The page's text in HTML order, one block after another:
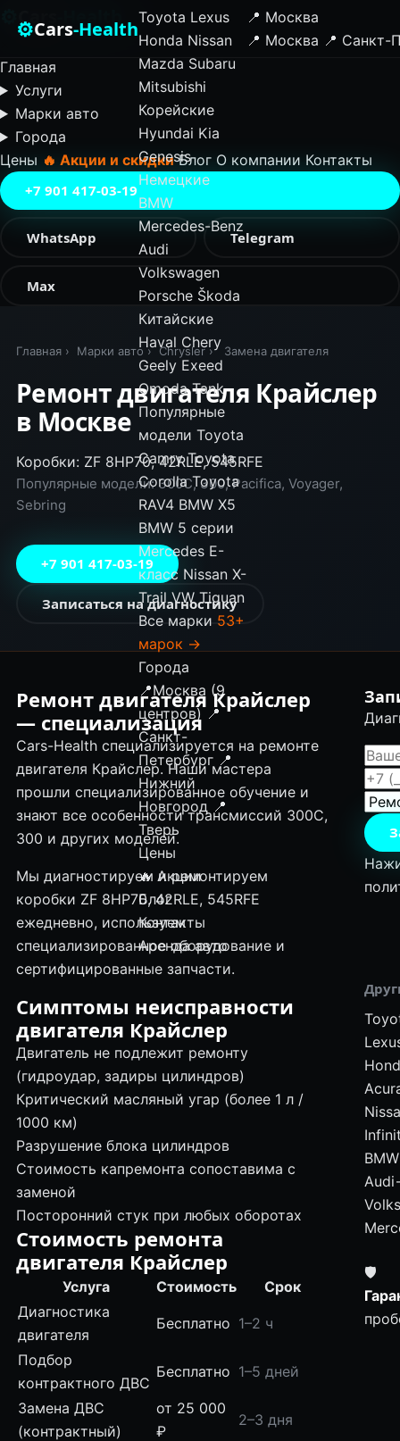
⚙Cars-HealthToyota Lexus
Honda Nissan
Mazda Subaru
Mitsubishi
Корейские
Hyundai Kia
Genesis
Немецкие
BMW
Mercedes-Benz
Audi
Volkswagen
Porsche Škoda
Китайские
Haval Chery
Geely Exeed
Omoda Tank
Популярные
модели Toyota
Camry Toyota
Corolla Toyota
RAV4 BMW X5
BMW 5 серии
Mercedes E-
класс Nissan X-
Trail VW Tiguan
Все марки 53+
марок →
Города
📍Москва (9
центров) 📍
Санкт-
Петербург 📍
Нижний
Новгород 📍
Тверь
Цены
🔥 Акции
Блог
Контакты
Аренда авто
📍 Москва
📍 Москва 📍 Санкт-
Cars -Health
Главная
Услуги
Марки авто
Города
Цены 🔥 Акции и скидки Блог О компании Контакты
+7 901 417-03-19
WhatsApp Telegram
Max
Главная › Марки авто › Chrysler › Замена двигателя
Ремонт двигателя Крайслер
в Москве
Коробки: ZF 8HP70, 42RLE, 545RFE
Популярные модели: 300C, 300, Pacifica, Voyager,
Sebring
+7 901 417-03-19
Записаться на диагностику
Ремонт двигателя Крайслер
— специализация
Cars-Health специализируется на ремонте
двигателя Крайслер. Наши мастера
прошли специализированное обучение и
знают все особенности трансмиссий 300C,
300 и других моделей.
Мы диагностируем и ремонтируем
коробки ZF 8HP70, 42RLE, 545RFE
ежедневно, используем
специализированное оборудование и
сертифицированные запчасти.
Симптомы неисправности
двигателя Крайслер
Двигатель не подлежит ремонту
(гидроудар, задиры цилиндров)
Критический масляный угар (более 1 л /
1000 км)
Разрушение блока цилиндров
Стоимость капремонта сопоставима с
заменой
Посторонний стук при любых оборотах
Стоимость ремонта
двигателя Крайслер
Услуга Стоимость
Срок
Диагностика
двигателя
Бесплатно 1–2 ч
Подбор
контрактного ДВС
Бесплатно 1–5 дней
Замена ДВС
(контрактный)
от 25 000
₽
2–3 дня
BMW
Audi
🛡